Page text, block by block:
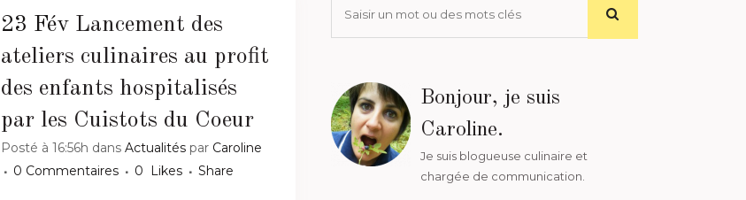
23 Fév Lancement des
ateliers culinaires au profit
des enfants hospitalisés
par les Cuistots du Coeur
Posté à 16:56h dans Actualités par Caroline
0 Commentaires
0 Likes Share
Bonjour, je suis
Caroline.
Je suis blogueuse culinaire et
chargée de communication.